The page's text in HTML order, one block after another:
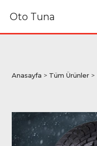
Oto Tuna
Anasayfa > Tüm Ürünler >